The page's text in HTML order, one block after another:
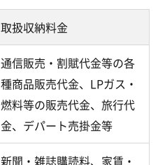
取扱収納料金
通信販売・割賦代金等の各
種商品販売代金、LPガス・
燃料等の販売代金、旅行代
金、デパート売掛金等
新聞・雑誌購読料、家賃・